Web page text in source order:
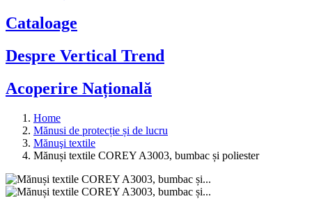
Cataloage
Despre Vertical Trend
Acoperire Națională
Home
Mănusi de protecție și de lucru
Mănuşi textile
Mănuși textile COREY A3003, bumbac și poliester